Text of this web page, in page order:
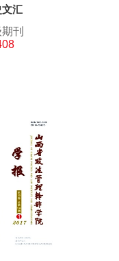
文汇
刊